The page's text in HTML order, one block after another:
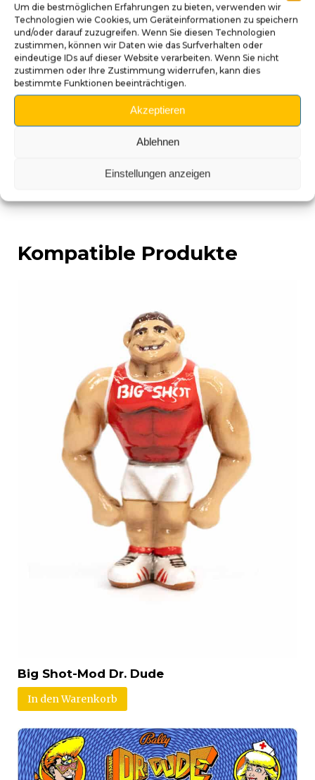
Um die bestmöglichen Erfahrungen zu bieten, verwenden wir
Technologien wie Cookies, um Geräteinformationen zu speichern
und/oder darauf zuzugreifen. Wenn Sie diesen Technologien
zustimmen, können wir Daten wie das Surfverhalten oder
eindeutige IDs auf dieser Website verarbeiten. Wenn Sie nicht
zustimmen oder Ihre Zustimmung widerrufen, kann dies
bestimmte Funktionen beeinträchtigen.
Akzeptieren
Ablehnen
Einstellungen anzeigen
des Flippers treu bleibt.
Handarbeit, die jedes Stück einzigartig macht.
Eine Personalisierung, die sofort ins Auge fällt.
Hinweis: Da jedes Modell handbemalt ist, können
leichte Farb- und Finishunterschiede auftreten,
wodurch Ihr Shooter-Griff noch einzigartiger wird.
Shooter-Griff Stil und Originalität hinzu!
Kompatible Produkte
Big Shot-Mod Dr. Dude
In den Warenkorb